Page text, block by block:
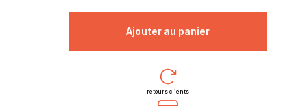
ajouter au panier
retours clients